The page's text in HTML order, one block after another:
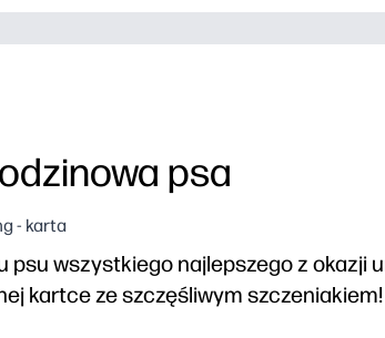
Drukarki
psa
- karta
psu wszystkiego najlepszego z okazji
kartce ze szczęśliwym szczeniakiem!